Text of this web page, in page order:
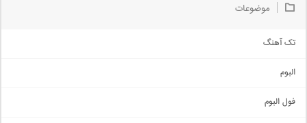
موضوعات
تک آهنگ
اجتماعی
البوم
فول البوم